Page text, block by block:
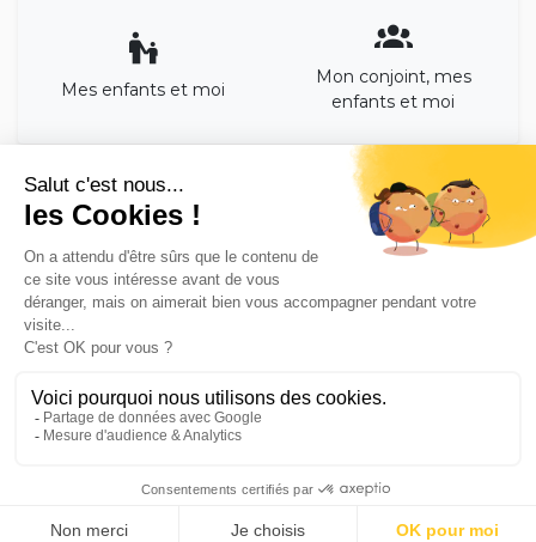
Mes enfants et moi
Mon conjoint, mes
enfants et moi
GESCO ASSURE VOTRE TRANQUILITÉ !
Avec plus de 35 000 assurés, le groupe Gesco Assurances
est un véritable expert en complémentaire santé. Nos
une tranquillité de vie au quotidien.
Politique de confidentialité